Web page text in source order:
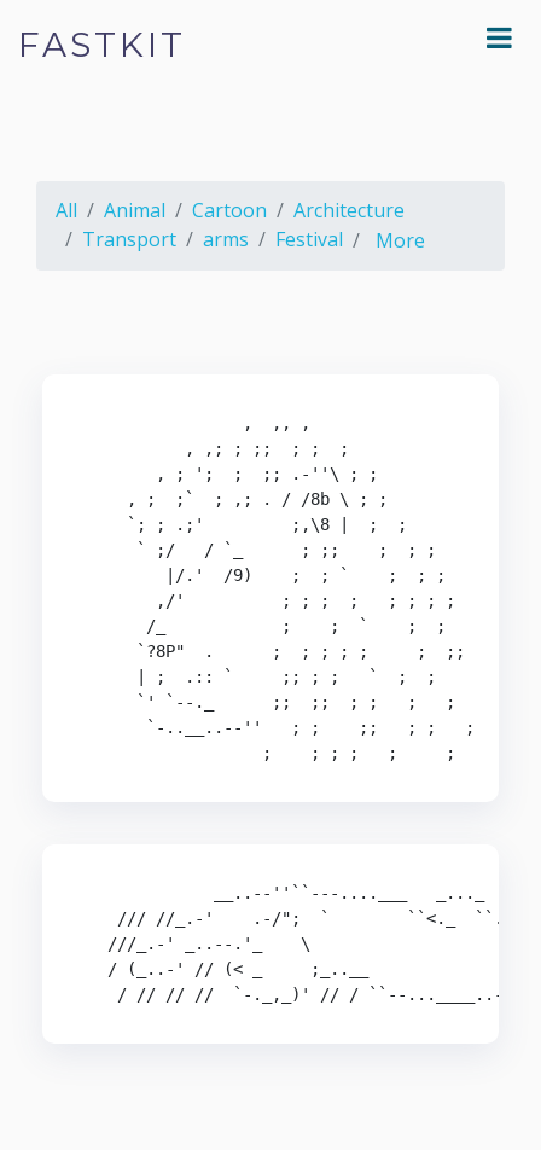
FASTKIT
All Animal Cartoon
Architecture
Transport
arms Festival More
                 ,  ,, ,
           , ,; ; ;;  ; ;  ;
        , ; ';  ;  ;; .-''\ ; ;
     , ;  ;`  ; ,; . / /8b \ ; ;
     `; ; .;'         ;,\8 |  ;  ;
      ` ;/   / `_      ; ;;    ;  ; ;
         |/.'  /9)    ;  ; `    ;  ; ;
        ,/'          ; ; ;  ;   ; ; ; ;
       /_            ;    ;  `    ;  ;
      `?8P"  .      ;  ; ; ; ;     ;  ;;
      | ;  .:: `     ;; ; ;   `  ;  ;
      `' `--._      ;;  ;;  ; ;   ;   ;
       `-..__..--''   ; ;    ;;   ; ;   ;
              __..--''``---....___   _..._    __
/// //_.-'    .-/";  `        ``<._  ``.''_
///_.-' _..--.'_    \                    `(
/ (_..-' // (< _     ;_..__               ;